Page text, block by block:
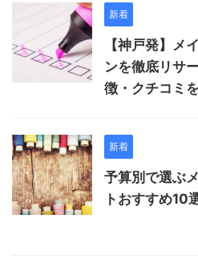
新着
【神戸発】メ
ンを徹底リサ
徴・クチコミ
新着
予算別で選ぶ
トおすすめ10